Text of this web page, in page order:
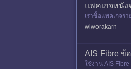
แพคเกจหนัง
เราซื้อแพคเกจร
wiworakarn
AIS Fibre ข้
ใช้งาน AIS